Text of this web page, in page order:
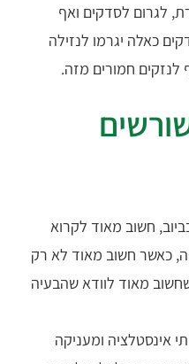
לגרום לסדקים ואף
כאלה יגרמו לנזילה
לנזקים חמורים מזה.
, חשוב מאוד לקרוא
כאשר חשוב מאוד לא רק
מאוד לוודא שהבעיה
אינסטלציה ומעניקה